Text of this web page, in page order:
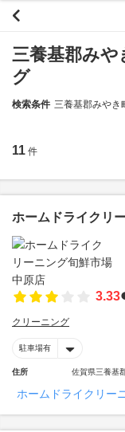
三養基郡み
グ
検索条件 三養基郡みやき
11 件
ホームドライクリ
3.33
クリーニング
駐車場有
住所 佐賀県三養基
ホームドライクリー